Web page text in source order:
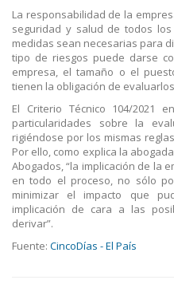
La responsabilidad de la
seguridad y salud de todos
medidas sean necesarias para
tipo de riesgos puede darse
empresa, el tamaño o el
tienen la obligación de
El Criterio Técnico 104/2021
particularidades sobre la
rigiéndose por los mismas
Por ello, como explica la
Abogados, “la implicación de la
en todo el proceso, no sólo
minimizar el impacto que
implicación de cara a las
derivar”.
Fuente: CincoDías - El País